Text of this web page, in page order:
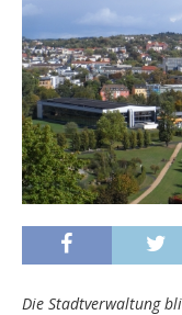
Die Stadtverwaltung